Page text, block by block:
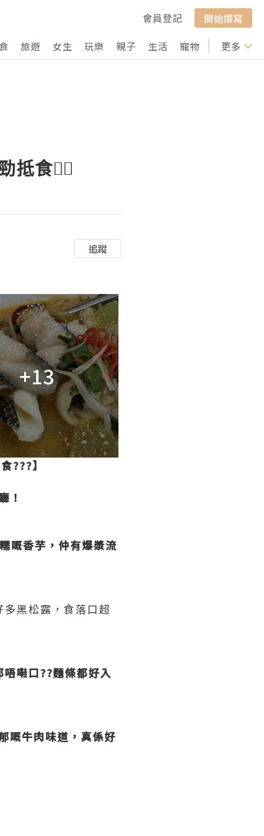
會員登記
開始撰寫
旅遊 女生 玩樂 親子 生活 寵物 行山 打卡
更多
食👍🏻
追蹤
+13
???】
！
嘅香芋，仲有爆漿流
黑松露，食落口超
嚡口??麵條都好入
嘅牛肉味道，真係好